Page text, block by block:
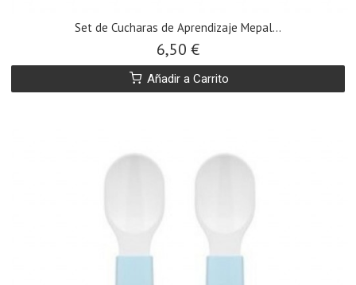
Set de Cucharas de Aprendizaje Mepal...
6,50 €
Añadir a Carrito